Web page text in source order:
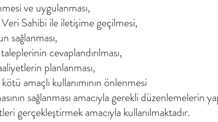
ve uygulanması,
Sahibi ile iletişime geçilmesi,
sağlanması,
cevaplandırılması,
planlanması,
amaçlı kullanımının önlenmesi
sağlanması amacıyla gerekli düzenlemelerin
gerçekleştirmek amacıyla kullanılmaktadır.